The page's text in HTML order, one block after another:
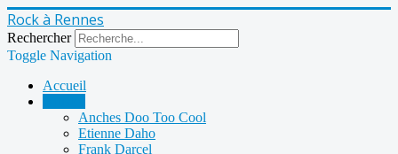
Rock à Rennes
Rechercher
Toggle Navigation
Accueil
Anches Doo Too Cool
Etienne Daho
Frank Darcel